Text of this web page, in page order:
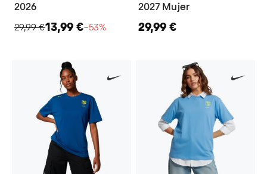
2026
29,99 €13,99 €−53%
2027 Mujer
29,99 €